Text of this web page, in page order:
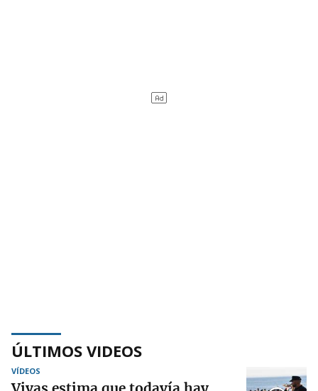
ÚLTIMOS VIDEOS
VÍDEOS